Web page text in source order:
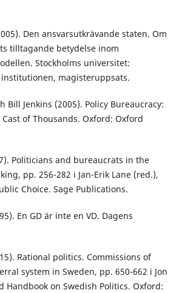
Den ansvarsutkrävande staten. Om
tilltagande betydelse inom
Stockholms universitet:
magisteruppsats.
Bill Jenkins (2005). Policy Bureaucracy:
of Thousands. Oxford: Oxford
Politicians and bureaucrats in the
pp. 256-282 i Jan-Erik Lane (red.),
Choice. Sage Publications.
En GD är inte en VD. Dagens
Rational politics. Commissions of
system in Sweden, pp. 650-662 i Jon
Handbook on Swedish Politics. Oxford: